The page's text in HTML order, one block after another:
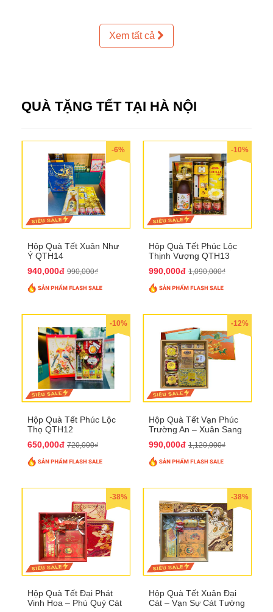
Xem tất cả
QUÀ TẶNG TẾT TẠI HÀ NỘI
-6%
Hộp Quà Tết Xuân Như
Ý QTH14
940,000đ 990,000₫
-10%
Hộp Quà Tết Phúc Lộc
Thịnh Vượng QTH13
990,000đ 1,090,000₫
-10%
Hộp Quà Tết Phúc Lộc
Thọ QTH12
650,000đ 720,000₫
-12%
Hộp Quà Tết Vạn Phúc
Trường An – Xuân Sang
990,000đ 1,120,000₫
-38%
Hộp Quà Tết Đại Phát
Vinh Hoa – Phú Quý Cát
-38%
Hộp Quà Tết Xuân Đại
Cát – Vạn Sự Cát Tường